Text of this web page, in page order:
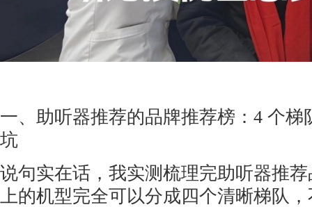
一、助听器推荐的品牌推荐榜：4 个梯
坑
说句实在话，我实测梳理完助听器推
上的机型完全可以分成四个清晰梯队